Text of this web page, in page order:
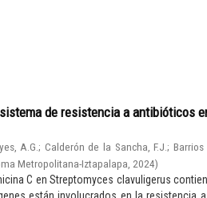
de resistencia a antibióticos
A.G.; Calderón de la Sancha, F.J.;
Metropolitana-Iztapalapa 2024)
C en Streptomyces clavuligerus